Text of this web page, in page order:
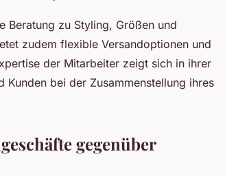
Beratung zu Styling, Größen und
zudem flexible Versandoptionen und
der Mitarbeiter zeigt sich in ihrer
bei der Zusammenstellung ihres
gegenüber